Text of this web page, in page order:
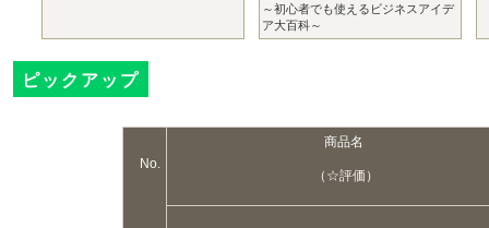
～初心者でも使えるビジネスアイデ
ア大百科～
ピックアップ
No.
商品名
（☆評価）